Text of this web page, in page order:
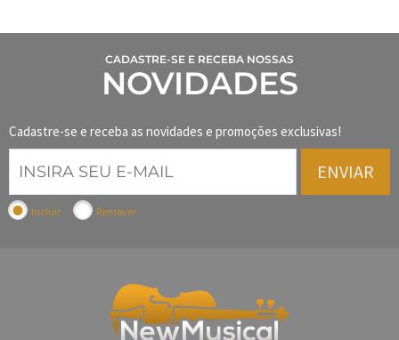
CADASTRE-SE E RECEBA NOSSAS
NOVIDADES
Cadastre-se e receba as novidades e promoções exclusivas!
ENVIAR
Incluir Remover